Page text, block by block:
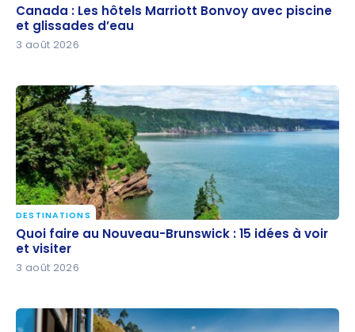
Canada : Les hôtels Marriott Bonvoy avec piscine et
glissades d’eau
Canada : Les hôtels Marriott Bonvoy avec piscine
et glissades d’eau
3 août 2026
Quoi faire au Nouveau-Brunswick : 15 idées à voir et
visiter
DESTINATIONS
Quoi faire au Nouveau-Brunswick : 15 idées à voir
et visiter
3 août 2026